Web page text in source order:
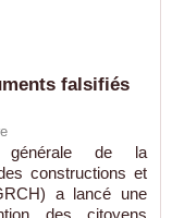
falsifiés
générale de la
constructions et
a lancé une